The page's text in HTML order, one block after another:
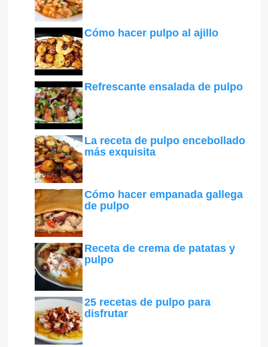
Cómo hacer pulpo al ajillo
Refrescante ensalada de pulpo
La receta de pulpo encebollado
más exquisita
Cómo hacer empanada gallega
de pulpo
Receta de crema de patatas y
pulpo
25 recetas de pulpo para
disfrutar